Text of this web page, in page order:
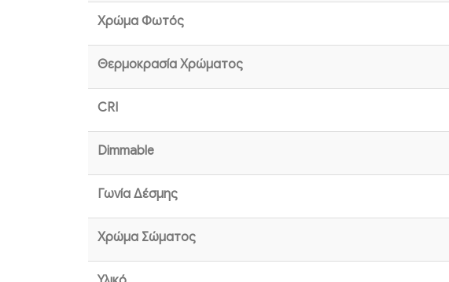
Χρώμα Φωτός
Θερμοκρασία Χρώματος
CRI
Dimmable
Γωνία Δέσμης
Χρώμα Σώματος